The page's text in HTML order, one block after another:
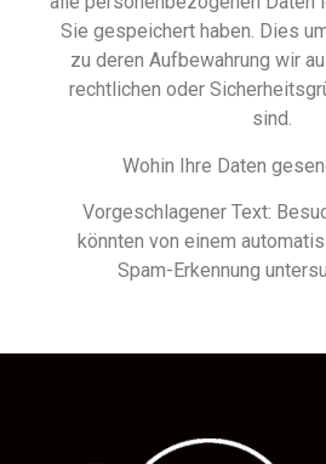
Sie gespeichert haben. Dies
zu deren Aufbewahrung wir
rechtlichen oder
sind.
Wohin Ihre Daten
Vorgeschlagener Text:
könnten von einem
Spam-Erkennung